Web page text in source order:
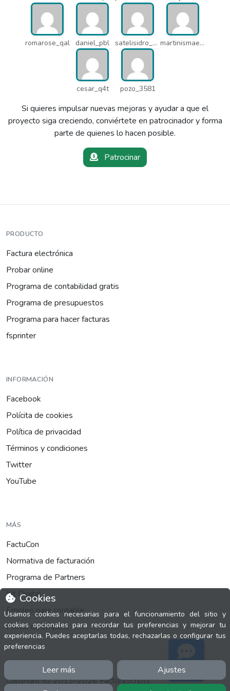
romarose_qal daniel_pbl satelisidro_pt5 martinismaelima_qbd
cesar_q4t pozo_3581
Si quieres impulsar nuevas mejoras y ayudar a que el
proyecto siga creciendo, conviértete en patrocinador y forma
parte de quienes lo hacen posible.
Patrocinar
Cookies
Usamos cookies necesarias para el funcionamiento del sitio y
cookies opcionales para recordar tus preferencias y mejorar tu
experiencia. Puedes aceptarlas todas, rechazarlas o configurar tus
preferencias
Leer más Ajustes
PRODUCTO
Factura electrónica
Probar online
Programa de contabilidad gratis
Programa de presupuestos
Programa para hacer facturas
fsprinter
INFORMACIÓN
Facebook
Polícita de cookies
Política de privacidad
Términos y condiciones
Twitter
YouTube
MÁS
FactuCon
Normativa de facturación
Programa de Partners
Kit Digital
Empleo para contable
Portal de empleo
Copyright (c) 2013-2026 FacturaScripts
Soporte